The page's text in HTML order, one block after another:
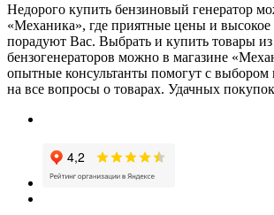
Недорого купить бензиновый генератор
«Механика», где приятные цены и высокое
порадуют Вас. Выбрать и купить товары из
бензогенераторов можно в магазине
опытные консультанты помогут с выбором
на все вопросы о товарах. Удачных